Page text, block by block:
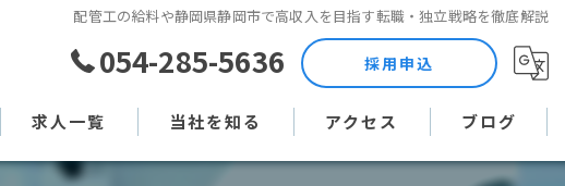
配管工の給料や静岡県静岡市で高収入を目指す転職・独立戦略を徹底解説
054-285-5636 採用申込
求人一覧 当社を知る アクセス ブログ